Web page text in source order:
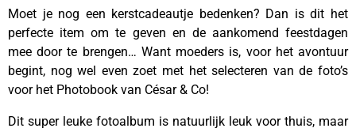
Moet je nog een kerstcadeautje bedenken? Dan is dit het
perfecte item om te geven en de aankomend feestdagen
mee door te brengen… Want moeders is, voor het avontuur
begint, nog wel even zoet met het selecteren van de foto’s
voor het Photobook van César & Co!
Dit super leuke fotoalbum is natuurlijk leuk voor thuis, maar